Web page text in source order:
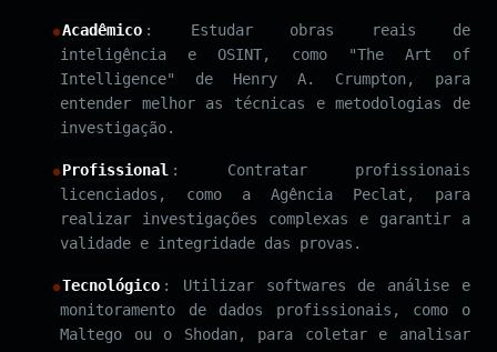
Acadêmico : Estudar obras reais de
inteligência e OSINT, como "The Art of
Intelligence" de Henry A. Crumpton, para
entender melhor as técnicas e metodologias de
investigação.
Profissional : Contratar profissionais
licenciados, como a Agência Peclat, para
realizar investigações complexas e garantir a
validade e integridade das provas.
Tecnológico : Utilizar softwares de análise e
monitoramento de dados profissionais, como o
Maltego ou o Shodan, para coletar e analisar